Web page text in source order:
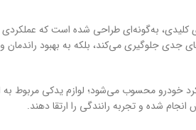
کلیدی، به‌گونه‌ای طراحی شده است که
جدی جلوگیری می‌کند، بلکه به بهبود
خودرو محسوب می‌شود؛ لوازم یدکی مربوط
شده و تجربه رانندگی را ارتقا دهند.